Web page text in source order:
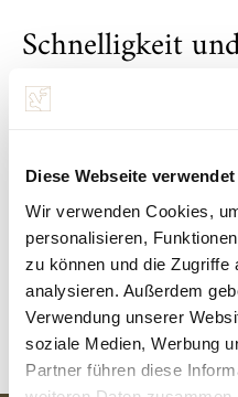
Diese Webseite
Wir verwenden Cookies,
personalisieren,
zu können und die Zugriffe
analysieren. Außerdem
Verwendung unserer
soziale Medien, Werbung
Partner führen diese
Schnelligkeit
für uns kein
nutzen unsere
Sie als
Mag.